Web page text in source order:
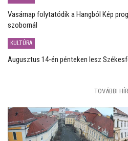
Vasárnap folytatódik a Hangból Kép
szobornál
KULTÚRA
Augusztus 14-én pénteken lesz
TOVÁBBI